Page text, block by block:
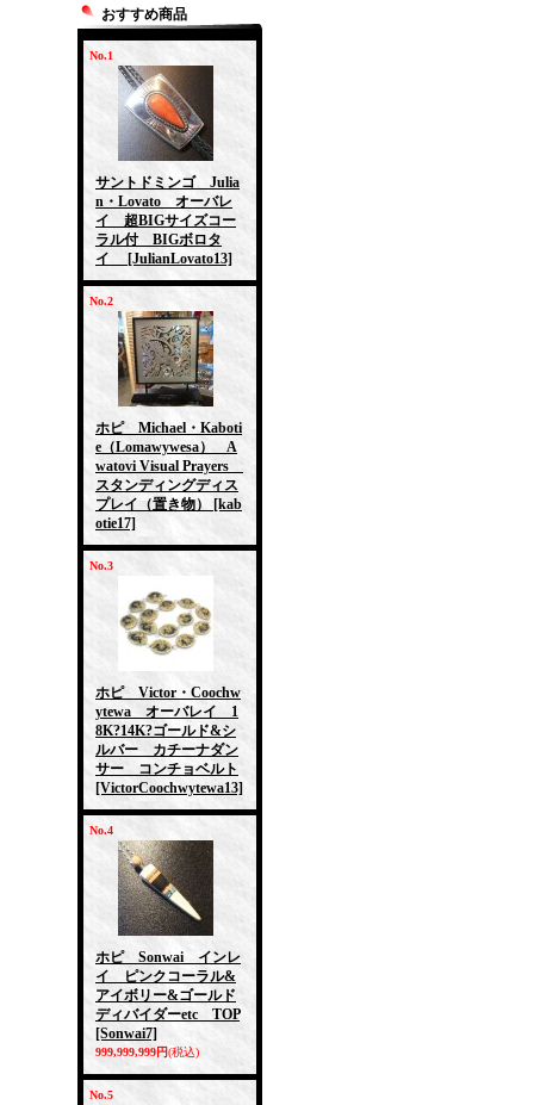
おすすめ商品
No.1
サントドミンゴ Julia
n・Lovato オーバレ
イ 超BIGサイズコー
ラル付 BIGボロタ
イ
[JulianLovato13]
No.2
ホピ Michael・Kaboti
e（Lomawywesa） A
watovi Visual Prayers
スタンディングディス
プレイ（置き物）
[kab
otie17]
No.3
ホピ Victor・Coochw
ytewa オーバレイ 1
8K?14K?ゴールド&シ
ルバー カチーナダン
サー コンチョベルト
[VictorCoochwytewa13]
No.4
ホピ Sonwai インレ
イ ピンクコーラル&
アイボリー&ゴールド
ディバイダーetc TOP
[Sonwai7]
999,999,999円(税込)
No.5